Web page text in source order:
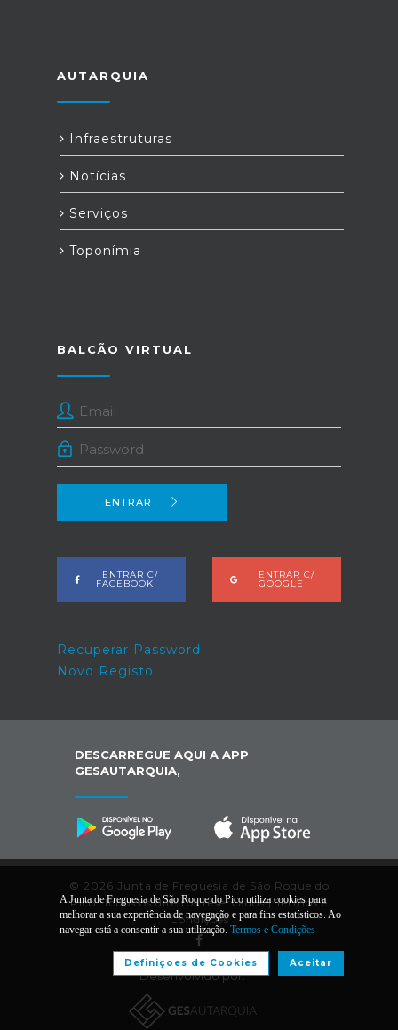
AUTARQUIA
Infraestruturas
Notícias
Serviços
Toponímia
BALCÃO VIRTUAL
ENTRAR
ENTRAR C/
FACEBOOK
ENTRAR C/
GOOGLE
Recuperar Password
Novo Registo
DESCARREGUE AQUI A APP
GESAUTARQUIA,
© 2026 Junta de Freguesia de São Roque do
Pico. Todos os direitos reservados |Termos e
Condições
Desenvolvido por:
A Junta de Freguesia de São Roque do Pico utiliza cookies para
melhorar a sua experiência de navegação e para fins estatísticos. Ao
navegar está a consentir a sua utilização. Termos e Condições
Aceitar
Definiçoes de Cookies